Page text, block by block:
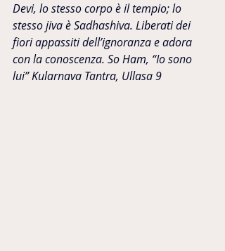
Devi, lo stesso corpo è il tempio; lo
stesso jiva è Sadhashiva. Liberati dei
fiori appassiti dell’ignoranza e adora
con la conoscenza. So Ham, “Io sono
lui” Kularnava Tantra, Ullasa 9